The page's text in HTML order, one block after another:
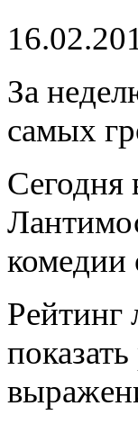
За
самых
Сегодня
комедии
Рейтинг